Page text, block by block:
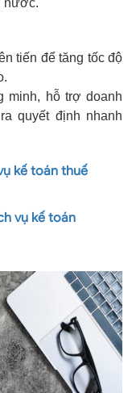
nước.
tiến để tăng tốc độ
minh, hỗ trợ doanh
quyết định nhanh
kế toán thuế
vụ kế toán